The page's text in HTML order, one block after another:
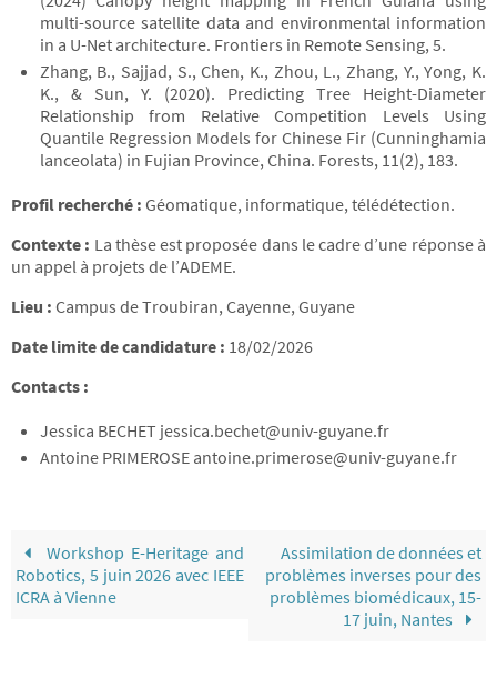
multi-source satellite data and environmental information
in a U-Net architecture. Frontiers in Remote Sensing, 5.
Zhang, B., Sajjad, S., Chen, K., Zhou, L., Zhang, Y., Yong, K.
K., & Sun, Y. (2020). Predicting Tree Height-Diameter
Relationship from Relative Competition Levels Using
Quantile Regression Models for Chinese Fir (Cunninghamia
lanceolata) in Fujian Province, China. Forests, 11(2), 183.
Profil recherché : Géomatique, informatique, télédétection.
Contexte : La thèse est proposée dans le cadre d’une réponse à
un appel à projets de l’ADEME.
Lieu : Campus de Troubiran, Cayenne, Guyane
Date limite de candidature : 18/02/2026
Contacts :
Jessica BECHET jessica.bechet@univ-guyane.fr
Antoine PRIMEROSE antoine.primerose@univ-guyane.fr
Workshop E-Heritage and
Robotics, 5 juin 2026 avec IEEE
ICRA à Vienne
Assimilation de données et
problèmes inverses pour des
problèmes biomédicaux, 15-
17 juin, Nantes